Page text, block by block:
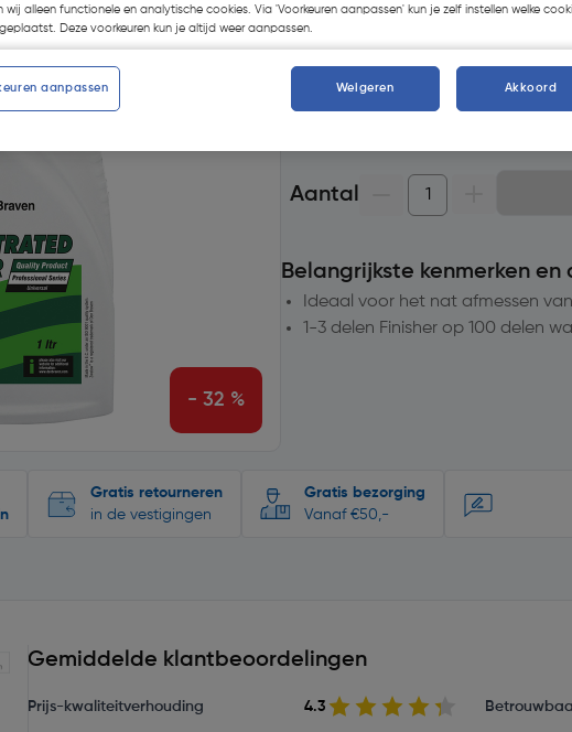
- 32 %
Selecteer winkel - Bekijk
Selecteer vestiging
Geen voorraad beschikbaar
Aantal
Belangrijkste kenmerken en
Ideaal voor het nat afmessen
1-3 delen Finisher op 100 delen
Gratis retourneren
in de vestigingen
Gratis bezorging
Vanaf €50,-
Gemiddelde klantbeoordelingen
Prijs-kwaliteitverhouding 4.3
wij alleen functionele en analytische cookies. Via 'Voorkeuren aanpassen' kun je zelf instellen welke
Deze voorkeuren kun je altijd weer aanpassen.
aanpassen Weigeren Akkoord